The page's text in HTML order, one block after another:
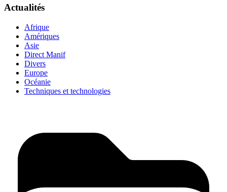
Actualités
Afrique
Amériques
Asie
Direct Manif
Divers
Europe
Océanie
Techniques et technologies